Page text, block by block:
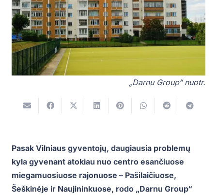
„Darnu Group“ nuotr.
Pasak Vilniaus gyventojų, daugiausia problemų
kyla gyvenant atokiau nuo centro esančiuose
miegamuosiuose rajonuose – Pašilaičiuose,
Šeškinėje ir Naujininkuose, rodo „Darnu Group“